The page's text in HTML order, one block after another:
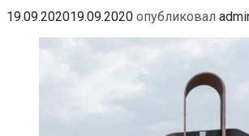
19.09.202019.09.2020 опубликовал